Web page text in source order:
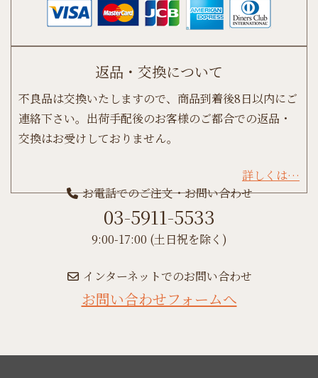
返品・交換について
不良品は交換いたしますので、商品到着後8日以内にご
連絡下さい。出荷手配後のお客様のご都合での返品・
交換はお受けしておりません。
詳しくは…
お電話でのご注文・お問い合わせ
03-5911-5533
9:00-17:00 (土日祝を除く)
インターネットでのお問い合わせ
お問い合わせフォームへ